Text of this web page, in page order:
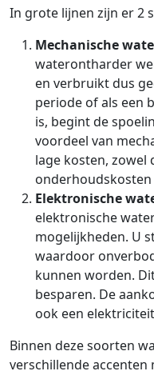
In grote lijnen zijn er 2
Mechanische
waterontharder
en verbruikt dus
periode of als een
is, begint de
voordeel van
lage kosten, zowel
Elektronische
elektronische
mogelijkheden. U
waardoor
kunnen worden.
besparen. De
ook een
Binnen deze soorten
verschillende accenten